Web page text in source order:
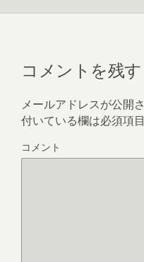
コメントを残す
メールアドレスが公開
付いている欄は必須項
コメント